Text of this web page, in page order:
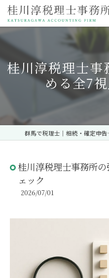
桂川淳税理士事
める全7
群馬で税理
桂川淳税理士事務所
ェック
2026/07/01